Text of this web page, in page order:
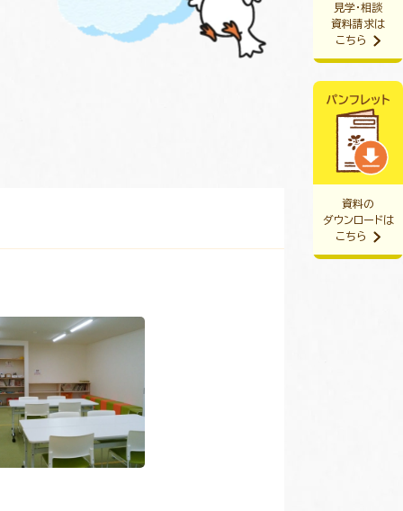
資料の
ダウンロードは
こちら
見学・相談
資料請求は
こちら